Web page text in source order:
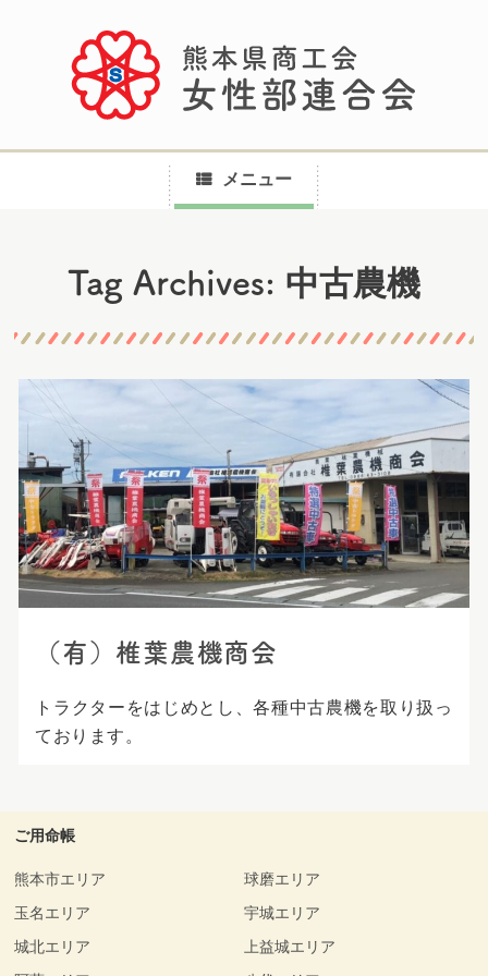
メニュー
ン
ッ
プ
Tag Archives: 中古農機
（有）椎葉農機商会
トラクターをはじめとし、各種中古農機を取り扱っ
ております。
ご用命帳
熊本市エリア
玉名エリア
城北エリア
球磨エリア
宇城エリア
上益城エリア